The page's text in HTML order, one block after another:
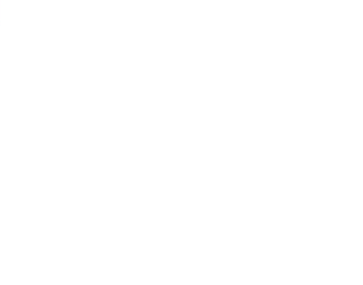
inteiro que tinha no meu quarto.